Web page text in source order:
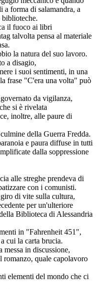
a forma di salamandra, a
biblioteche.
il fuoco ai libri
talvolta pensa al materiale
la natura del suo lavoro.
a disagio,
i suoi sentimenti, in una
frase "C'era una volta" può
da vigilanza,
si è rivelata
inoltre, alle paure di
della Guerra Fredda.
e paura diffuse in tutti
dalla soppressione
alle streghe prendeva di
con i comunisti.
di vite sulla cultura,
per un'ulteriore
Biblioteca di Alessandria
in "Fahrenheit 451",
cui la carta brucia.
messa in discussione,
romanzo, quale capolavoro
elementi del mondo che ci